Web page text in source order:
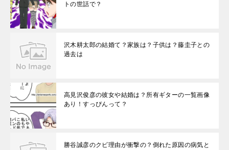
トの世話で？
沢木耕太郎の結婚て？家族は？子供は？藤圭子との
過去は
高見沢俊彦の彼女や結婚は？所有ギターの一覧画像
あり！すっぴんって？
勝谷誠彦のクビ理由が衝撃の？倒れた原因の病気と